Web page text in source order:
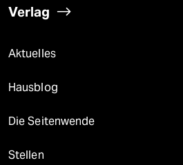
Verlag
Aktuelles
Hausblog
Die Seitenwende
Stellen